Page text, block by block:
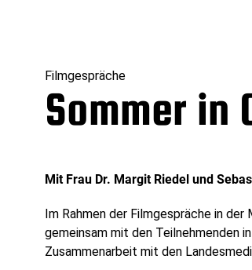
Filmgespräche
Sommer in
Mit Frau Dr. Margit Riedel und
Im Rahmen der Filmgespräche in
gemeinsam mit den Teilnehmenden
Zusammenarbeit mit den